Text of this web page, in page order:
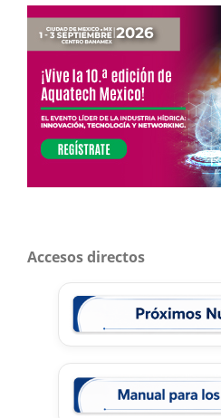
Accesos directos